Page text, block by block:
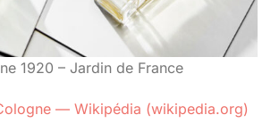
1920 – Jardin de France
— Wikipédia (wikipedia.org)